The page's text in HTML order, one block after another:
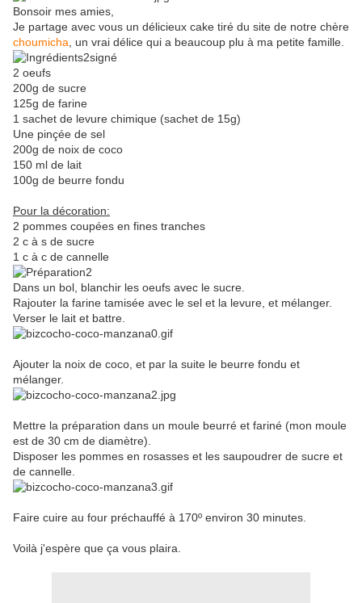
Bonsoir mes amies,
Je partage avec vous un délicieux cake tiré du site de notre chère
choumicha , un vrai délice qui a beaucoup plu à ma petite famille.
2 oeufs
200g de sucre
125g de farine
1 sachet de levure chimique (sachet de 15g)
Une pinçée de sel
200g de noix de coco
150 ml de lait
100g de beurre fondu
Pour la décoration:
2 pommes coupées en fines tranches
2 c à s de sucre
1 c à c de cannelle
Dans un bol, blanchir les oeufs avec le sucre.
Rajouter la farine tamisée avec le sel et la levure, et mélanger.
Verser le lait et battre.
Ajouter la noix de coco, et par la suite le beurre fondu et
mélanger.
Mettre la préparation dans un moule beurré et fariné (mon moule
est de 30 cm de diamètre).
Disposer les pommes en rosasses et les saupoudrer de sucre et
de cannelle.
Faire cuire au four préchauffé à 170º environ 30 minutes.
Voilà j'espère que ça vous plaira.